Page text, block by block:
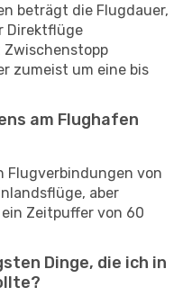
beträgt die Flugdauer,
Direktflüge
Zwischenstopp
zumeist um eine bis
am Flughafen
Flugverbindungen von
aber
Zeitpuffer von 60
Dinge, die ich in